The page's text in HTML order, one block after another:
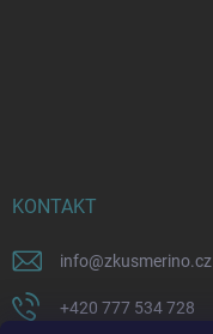
KONTAKT
info@zkusmerino.cz
+420 777 534 728